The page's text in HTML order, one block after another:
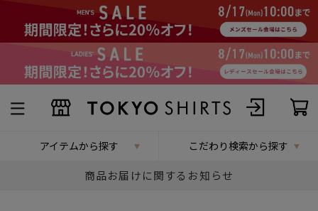
アイテムから探す こだわり検索から探す
商品お届けに関するお知らせ